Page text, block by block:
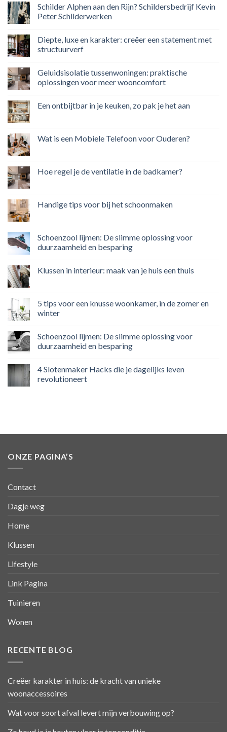
Schilder Alphen aan den Rijn? Schildersbedrijf Kevin
Peter Schilderwerken
Diepte, luxe en karakter: creëer een statement met
structuurverf
Geluidsisolatie tussenwoningen: praktische
oplossingen voor meer wooncomfort
Een ontbijtbar in je keuken, zo pak je het aan
Wat is een Mobiele Telefoon voor Ouderen?
Hoe regel je de ventilatie in de badkamer?
Handige tips voor bij het schoonmaken
Schoenzool lijmen: De slimme oplossing voor
duurzaamheid en besparing
Klussen in interieur: maak van je huis een thuis
5 tips voor een knusse woonkamer, in de zomer en
winter
Schoenzool lijmen: De slimme oplossing voor
duurzaamheid en besparing
4 Slotenmaker Hacks die je dagelijks leven
revolutioneert
ONZE PAGINA’S
Contact
Dagje weg
Home
Klussen
Lifestyle
Link Pagina
Tuinieren
Wonen
RECENTE BLOG
Creëer karakter in huis: de kracht van unieke
woonaccessoires
Wat voor soort afval levert mijn verbouwing op?